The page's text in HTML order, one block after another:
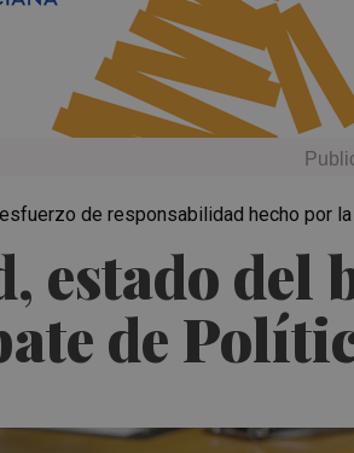
estado del
de
de responsabilidad hecho por